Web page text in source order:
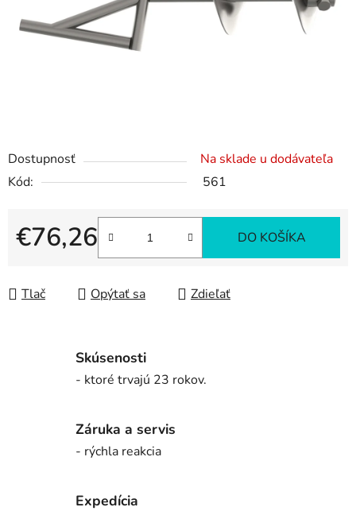
Dostupnosť
Na sklade u dodávateľa
Kód:
561
€76,26
Jednotková cena:
DO KOŠÍKA
Tlač Opýtať sa Zdieľať
Skúsenosti
- ktoré trvajú 23 rokov.
Záruka a servis
- rýchla reakcia
Expedícia